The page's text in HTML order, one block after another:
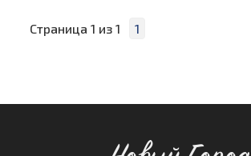
Страница 1 из 1 1